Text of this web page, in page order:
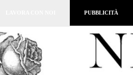
PUBBLICITÀ